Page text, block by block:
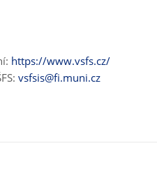
https://www.vsfs.cz/
vsfsis@fi.muni.cz